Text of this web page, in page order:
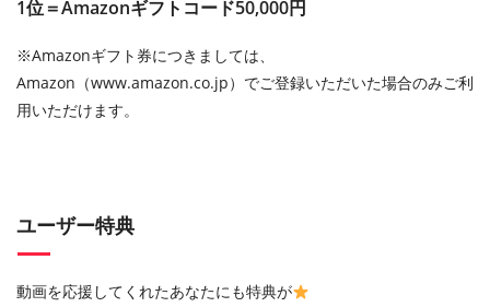
1位＝Amazonギフトコード50,000円
※Amazonギフト券につきましては、
Amazon（www.amazon.co.jp）でご登録いただいた場合のみご利
用いただけます。
ユーザー特典
動画を応援してくれたあなたにも特典が